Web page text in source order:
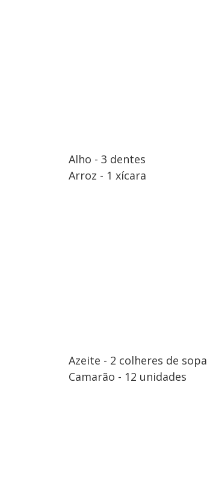
Alho - 3 dentes
Arroz - 1 xícara
Azeite - 2 colheres de sopa
Camarão - 12 unidades